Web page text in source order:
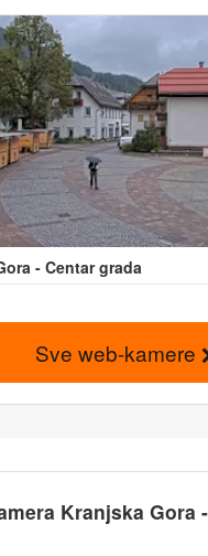
- Centar grada
Sve web-kamere
Kranjska Gora